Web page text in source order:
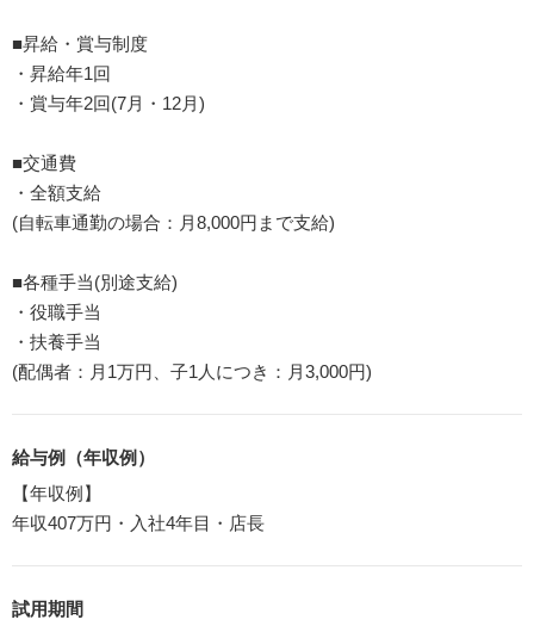
■昇給・賞与制度
・昇給年1回
・賞与年2回(7月・12月)
■交通費
・全額支給
(自転車通勤の場合：月8,000円まで支給)
■各種手当(別途支給)
・役職手当
・扶養手当
(配偶者：月1万円、子1人につき：月3,000円)
給与例（年収例）
【年収例】
年収407万円・入社4年目・店長
試用期間